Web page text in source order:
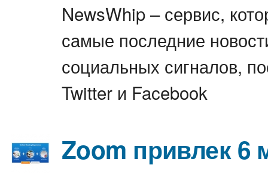
NewsWhip – сервис,
самые последние
социальных сигналов,
Twitter и Facebook
Zoom привлек 6